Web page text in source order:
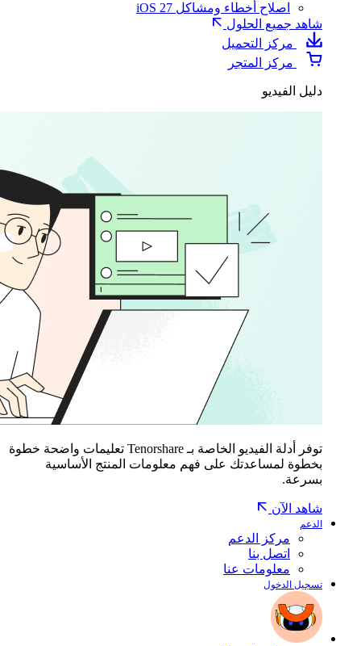
اصلاح أخطاء ومشاكل iOS 27
شاهد جميع الحلول
مركز التحميل
مركز المتجر
دليل الفيديو
توفر أدلة الفيديو الخاصة بـ Tenorshare تعليمات واضحة خطوة
بخطوة لمساعدتك على فهم معلومات المنتج الأساسية
بسرعة.
شاهد الآن
الدعم
مركز الدعم
اتصل بنا
معلومات عنا
تسجيل الدخول